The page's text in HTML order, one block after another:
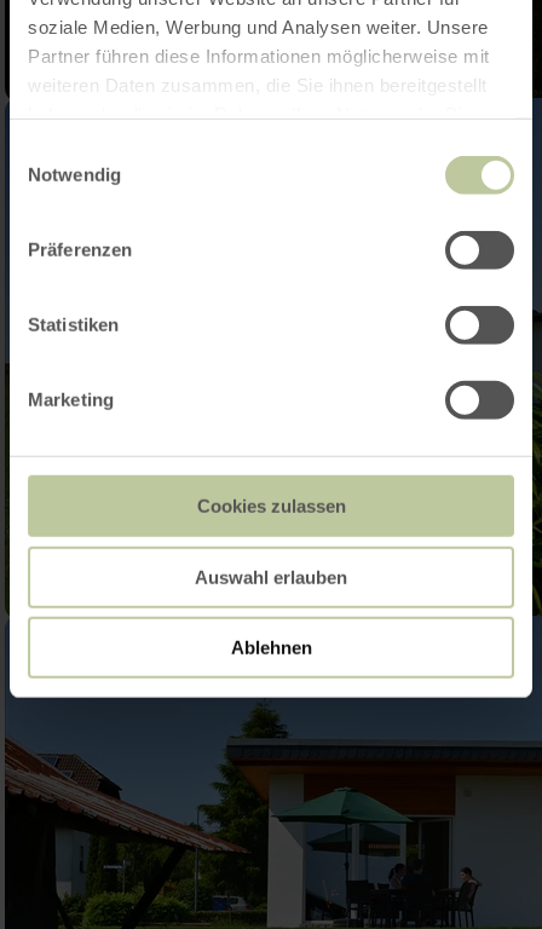
soziale Medien, Werbung und Analysen weiter. Unsere
Partner führen diese Informationen möglicherweise mit
weiteren Daten zusammen, die Sie ihnen bereitgestellt
Notwendig
Präferenzen
Statistiken
Marketing
Cookies zulassen
Auswahl erlauben
Ablehnen